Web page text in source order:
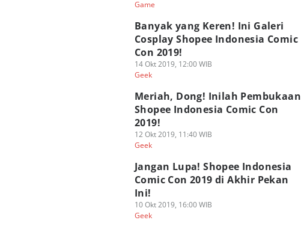
Game
Banyak yang Keren! Ini Galeri
Cosplay Shopee Indonesia Comic
Con 2019!
14 Okt 2019, 12:00 WIB
Geek
Meriah, Dong! Inilah Pembukaan
Shopee Indonesia Comic Con
2019!
12 Okt 2019, 11:40 WIB
Geek
Jangan Lupa! Shopee Indonesia
Comic Con 2019 di Akhir Pekan
Ini!
10 Okt 2019, 16:00 WIB
Geek